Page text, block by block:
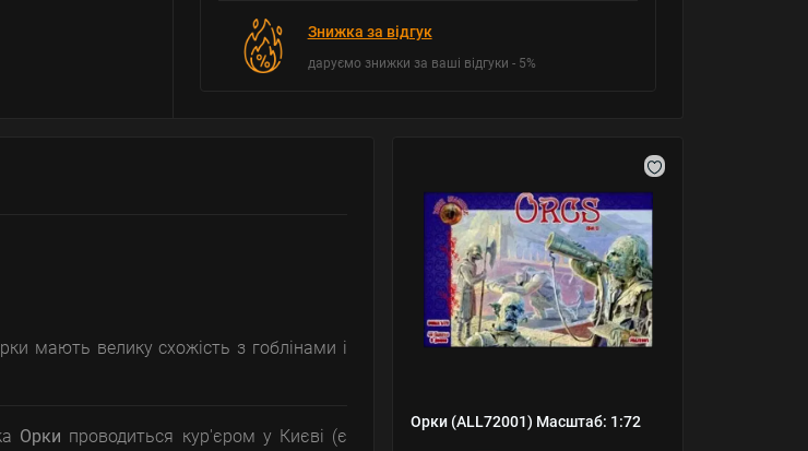
Знижка за відгук
даруємо знижки за ваші відгуки - 5%
Орки (ALL72001) Масштаб: 1:72
мають велику схожість з гоблінами і
Орки проводиться кур'єром у Києві (є